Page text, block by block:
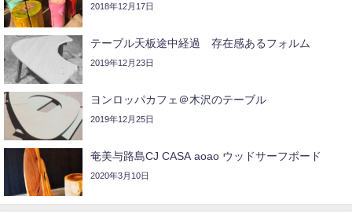
2018年12月17日
テーブル天板途中経過 存在感あるフォルム
2019年12月23日
ヨンロッパカフェ＠木沢のテーブル
2019年12月25日
奄美与路島CJ CASA aoao ウッドサーフボード
2020年3月10日